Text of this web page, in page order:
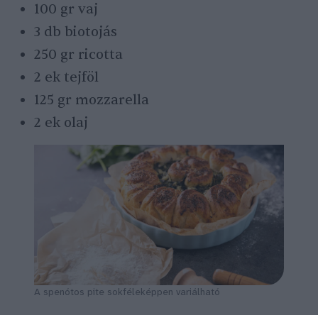
100 gr vaj
3 db biotojás
250 gr ricotta
2 ek tejföl
125 gr mozzarella
2 ek olaj
A spenótos pite sokféleképpen variálható